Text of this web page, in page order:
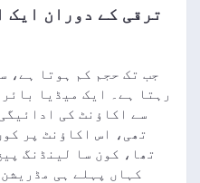
ترقی کے دوران ایک
جب تک حجم کم ہوتا ہے،
رہتا ہے۔ ایک میڈیا
تھی، اس اکاؤنٹ پر
تھا، کون سا لینڈنگ